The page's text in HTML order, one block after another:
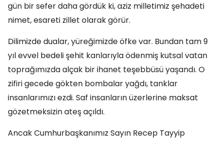
gün bir sefer daha gördük ki, aziz milletimiz şehadeti
nimet, esareti zillet olarak görür.
Dilimizde dualar, yüreğimizde öfke var. Bundan tam 9
yıl evvel bedeli şehit kanlarıyla ödenmiş kutsal vatan
toprağımızda alçak bir ihanet teşebbüsü yaşandı. O
zifiri gecede gökten bombalar yağdı, tanklar
insanlarımızı ezdi. Saf insanların üzerlerine maksat
gözetmeksizin ateş açıldı.
Ancak Cumhurbaşkanımız Sayın Recep Tayyip